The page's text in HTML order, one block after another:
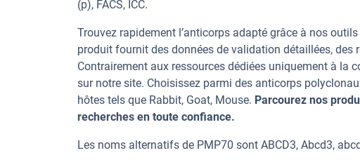
(p), FACS, ICC.
Trouvez rapidement l’anticorps adapté grâce à nos
produit fournit des données de validation détaillées, des
Contrairement aux ressources dédiées uniquement à la
sur notre site. Choisissez parmi des anticorps
hôtes tels que Rabbit, Goat, Mouse. Parcourez nos
recherches en toute confiance.
Les noms alternatifs de PMP70 sont ABCD3, Abcd3,